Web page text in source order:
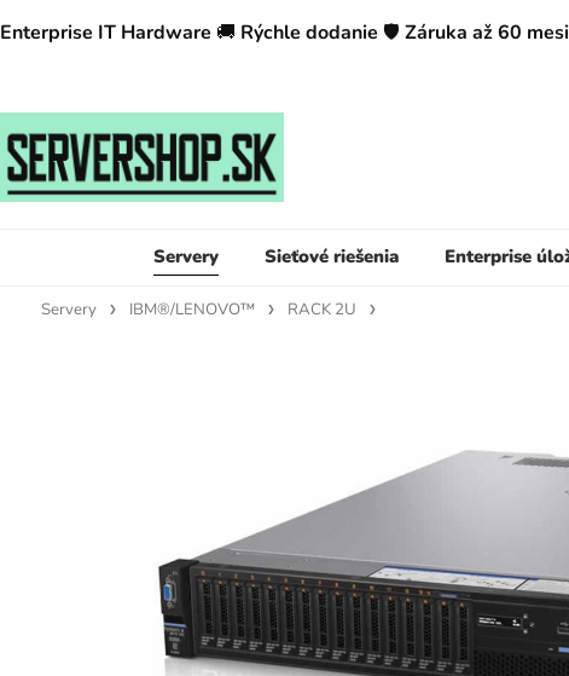
Enterprise IT Hardware 🚚 Rýchle dodanie 🛡️ Záruka až 60
Servery Sieťové riešenia Enterprise
Servery IBM®/LENOVO™ RACK 2U